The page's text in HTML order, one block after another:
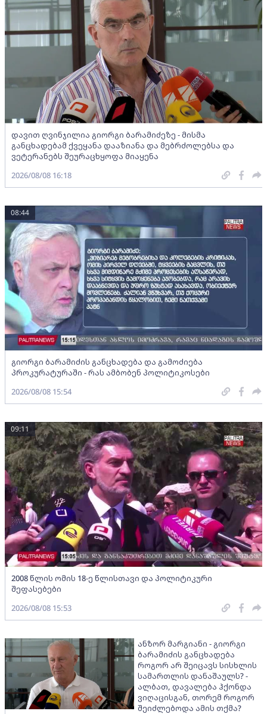
დავით ღვინჯილია გიორგი ბარამიძეზე - მისმა
განცხადებამ ქვეყანა დააზიანა და მებრძოლებსა და
ვეტერანებს შეურაცხყოფა მიაყენა
2026/08/08 16:18
გიორგი ბარამიძის განცხადება და გამოძიება
პროკურატურაში - რას ამბობენ პოლიტიკოსები
08:44
2026/08/08 15:54
2008 წლის ომის 18-ე წლისთავი და პოლიტიკური
შეფასებები
09:11
2026/08/08 15:53
ანზორ მარგიანი - გიორგი
ბარამიძის განცხადება
როგორ არ შეიცავს სისხლის
სამართლის დანაშაულს? -
ალბათ, დავალება ჰქონდა
ვიღაცისგან, თორემ როგორ
შეიძლებოდა ამის თქმა?